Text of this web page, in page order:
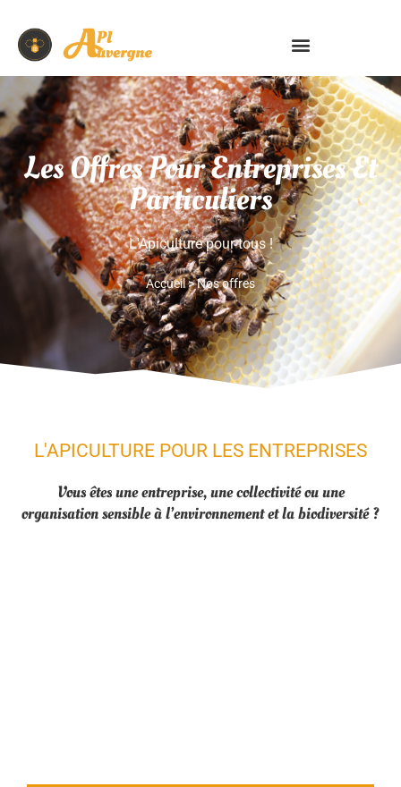
Les Offres Pour Entreprises Et
Particuliers
L'Apiculture pour tous !
Accueil>Nos offres
L'APICULTURE POUR LES ENTREPRISES
Vous êtes une entreprise, une collectivité ou une
organisation sensible à l’environnement et la biodiversité ?